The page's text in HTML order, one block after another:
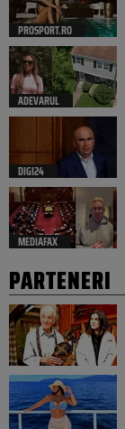
PROSPORT.RO
ADEVARUL
DIGI24
MEDIAFAX
PARTENERI